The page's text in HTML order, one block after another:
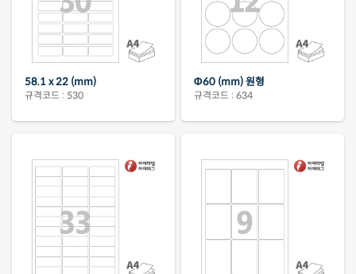
58.1 x 22 (mm)
규격코드 : 530
Φ60 (mm) 원형
규격코드 : 634